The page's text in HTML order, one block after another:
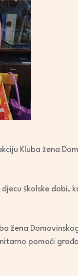
Kluba žena
školske dobi,
žena
pomoći